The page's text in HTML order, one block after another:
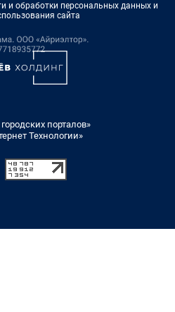
и обработки персональных данных и
сайта
порталов»
Технологии»